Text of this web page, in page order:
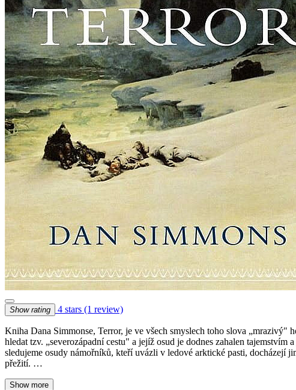
Show rating 4 stars (1 review)
Kniha Dana Simmonse, Terror, je ve všech smyslech toho slova
hledat tzv. „severozápadní cestu" a jejíž osud je dodnes zahalen
sledujeme osudy námořníků, kteří uvázli v ledové arktické pasti, docházejí
přežití. …
Show more